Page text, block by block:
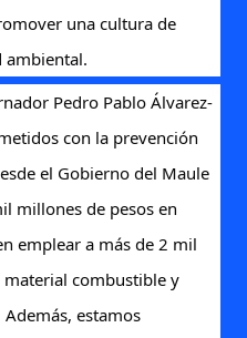
una cultura de
ambiental.
Pedro Pablo Álvarez-
con la prevención
el Gobierno del Maule
millones de pesos en
emplear a más de 2 mil
material combustible y
estamos